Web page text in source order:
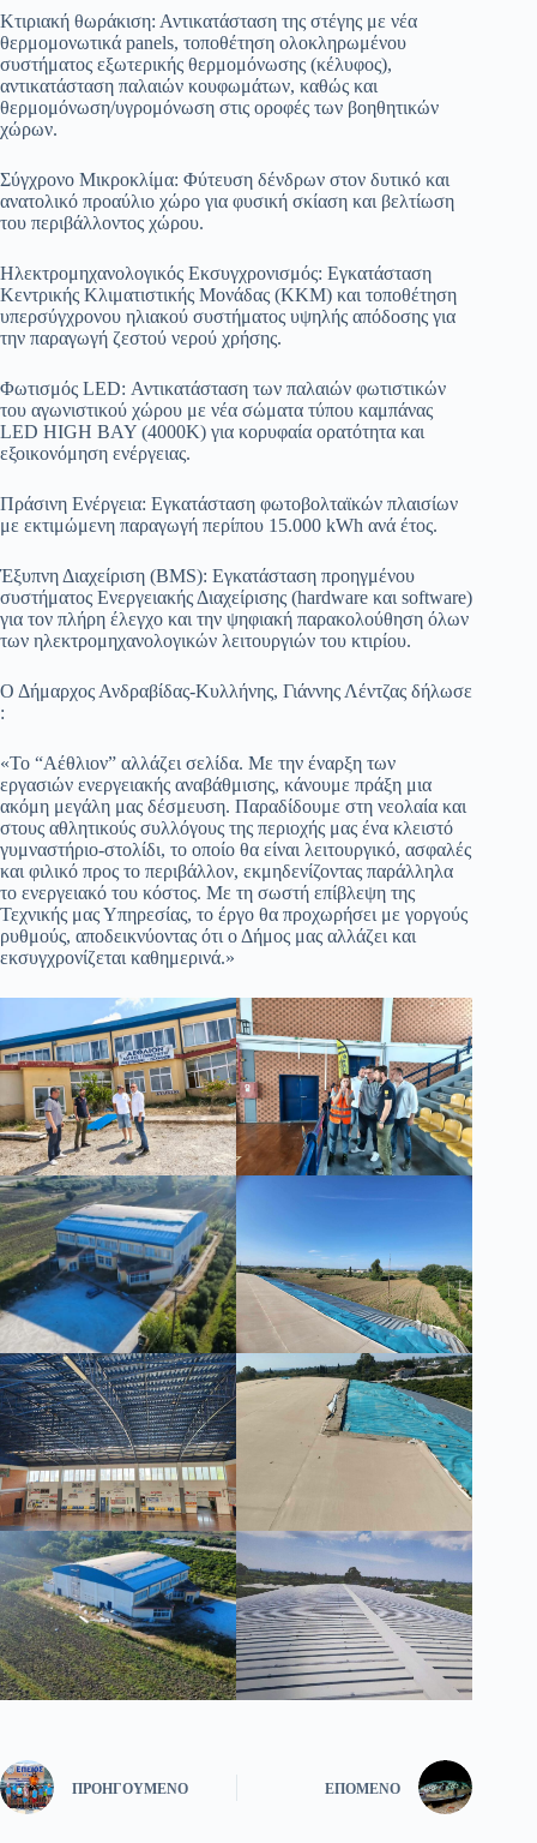
​Κτιριακή θωράκιση: Αντικατάσταση της στέγης με νέα
θερμομονωτικά panels, τοποθέτηση ολοκληρωμένου
συστήματος εξωτερικής θερμομόνωσης (κέλυφος),
αντικατάσταση παλαιών κουφωμάτων, καθώς και
θερμομόνωση/υγρομόνωση στις οροφές των βοηθητικών
χώρων.
​Σύγχρονο Μικροκλίμα: Φύτευση δένδρων στον δυτικό και
ανατολικό προαύλιο χώρο για φυσική σκίαση και βελτίωση
του περιβάλλοντος χώρου.
​Ηλεκτρομηχανολογικός Εκσυγχρονισμός: Εγκατάσταση
Κεντρικής Κλιματιστικής Μονάδας (ΚΚΜ) και τοποθέτηση
υπερσύγχρονου ηλιακού συστήματος υψηλής απόδοσης για
την παραγωγή ζεστού νερού χρήσης.
​Φωτισμός LED: Αντικατάσταση των παλαιών φωτιστικών
του αγωνιστικού χώρου με νέα σώματα τύπου καμπάνας
LED HIGH BAY (4000K) για κορυφαία ορατότητα και
εξοικονόμηση ενέργειας.
​Πράσινη Ενέργεια: Εγκατάσταση φωτοβολταϊκών πλαισίων
με εκτιμώμενη παραγωγή περίπου 15.000 kWh ανά έτος.
​Έξυπνη Διαχείριση (BMS): Εγκατάσταση προηγμένου
συστήματος Ενεργειακής Διαχείρισης (hardware και software)
για τον πλήρη έλεγχο και την ψηφιακή παρακολούθηση όλων
των ηλεκτρομηχανολογικών λειτουργιών του κτιρίου.
​Ο Δήμαρχος Ανδραβίδας-Κυλλήνης, Γιάννης Λέντζας δήλωσε
:
​«Το “Αέθλιον” αλλάζει σελίδα. Με την έναρξη των
εργασιών ενεργειακής αναβάθμισης, κάνουμε πράξη μια
ακόμη μεγάλη μας δέσμευση. Παραδίδουμε στη νεολαία και
στους αθλητικούς συλλόγους της περιοχής μας ένα κλειστό
γυμναστήριο-στολίδι, το οποίο θα είναι λειτουργικό, ασφαλές
και φιλικό προς το περιβάλλον, εκμηδενίζοντας παράλληλα
το ενεργειακό του κόστος. Με τη σωστή επίβλεψη της
Τεχνικής μας Υπηρεσίας, το έργο θα προχωρήσει με γοργούς
ρυθμούς, αποδεικνύοντας ότι ο Δήμος μας αλλάζει και
εκσυγχρονίζεται καθημερινά.»
ΠΡΟΗΓΟΎΜΕΝΟ ΕΠΌΜΕΝΟ